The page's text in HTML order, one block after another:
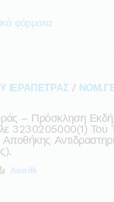
φάρμακα
ΙΕΡΑΠΕΤΡΑΣ /
– Πρόσκληση
3230205000(1) Του
Αποθήκης
Λασίθι